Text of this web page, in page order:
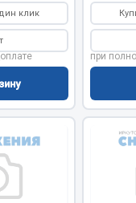
инструмент
инструмент
Показать ещё
клик
при